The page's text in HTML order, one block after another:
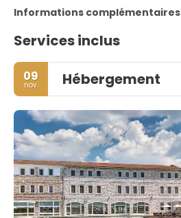
Informations complémentaires
Services inclus
09
nov. Hébergement